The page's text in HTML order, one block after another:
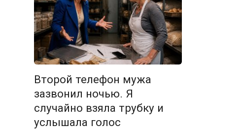
Второй телефон мужа
зазвонил ночью. Я
случайно взяла трубку и
услышала голос